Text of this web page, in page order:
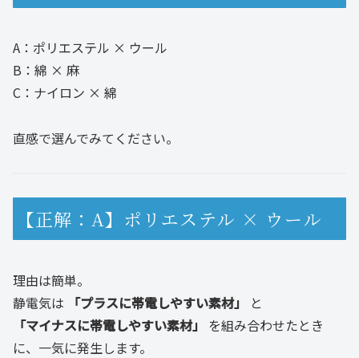
A：ポリエステル × ウール
B：綿 × 麻
C：ナイロン × 綿
直感で選んでみてください。
【正解：A】ポリエステル × ウール
理由は簡単。
静電気は
「プラスに帯電しやすい素材」
と
「マイナスに帯電しやすい素材」
を組み合わせたとき
に、一気に発生します。